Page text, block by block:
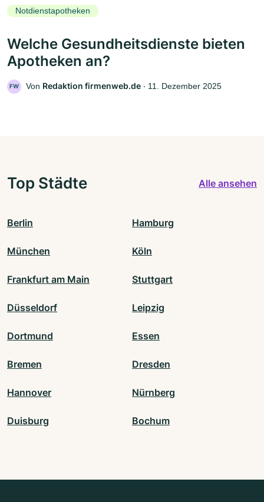
Notdienstapotheken
Welche Gesundheitsdienste bieten
Apotheken an?
FW Von Redaktion firmenweb.de ‧ 11. Dezember 2025
Top Städte Alle ansehen
Berlin Hamburg
München Köln
Frankfurt am Main Stuttgart
Düsseldorf Leipzig
Dortmund Essen
Bremen Dresden
Hannover Nürnberg
Duisburg Bochum